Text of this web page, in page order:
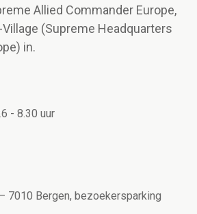
Allied Commander Europe,
(Supreme Headquarters
in.
- 8.30 uur
7010 Bergen, bezoekersparking